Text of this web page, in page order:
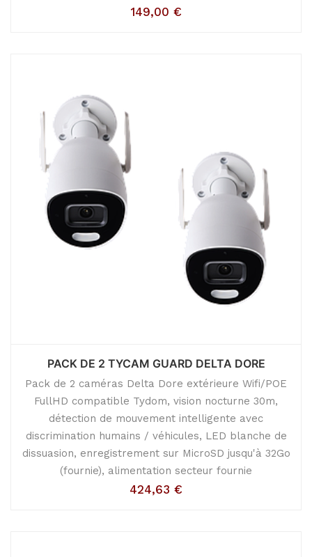
149,00 €
PACK DE 2 TYCAM GUARD DELTA DORE
Pack de 2 caméras Delta Dore extérieure Wifi/POE
FullHD compatible Tydom, vision nocturne 30m,
détection de mouvement intelligente avec
discrimination humains / véhicules, LED blanche de
dissuasion, enregistrement sur MicroSD jusqu'à 32Go
(fournie), alimentation secteur fournie
424,63 €